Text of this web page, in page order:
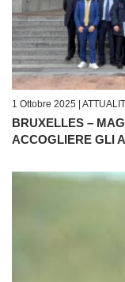
1 Ottobre 2025 |
BRUXELLES –
ACCOGLIERE GLI